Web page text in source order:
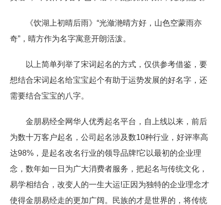
《饮湖上初晴后雨》“光潋滟晴方好，山色空蒙雨亦
奇”，晴方作为名字寓意开朗活泼。
以上简单列举了宋词起名的方式，仅供参考借鉴，要
想结合宋词起名给宝宝起个有助于运势发展的好名字，还
需要结合宝宝的八字。
金朋易经全网华人优秀起名平台，自上线以来，前后
为数十万客户起名，公司起名涉及数10种行业，好评率高
达98%，是起名改名行业的领导品牌!它以最初的企业理
念，数年如一日为广大消费者服务，把起名与传统文化，
易学相结合，改变人的一生大运!正因为独特的企业理念才
使得金朋易经走的更加广阔。民族的才是世界的，将传统